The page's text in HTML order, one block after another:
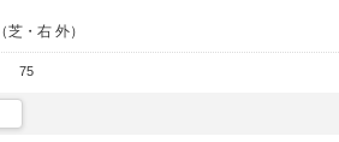
（芝・右 外）
75